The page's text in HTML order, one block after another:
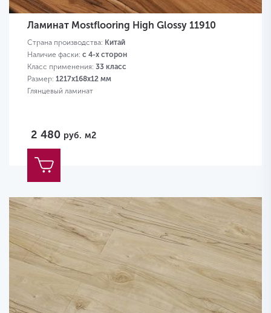
Ламинат Mostflooring High Glossy 11910
Страна производства: Китай
Наличие фаски: с 4-х сторон
Класс применения: 33 класс
Размер: 1217х168х12 мм
Глянцевый ламинат
2 480 руб. м2